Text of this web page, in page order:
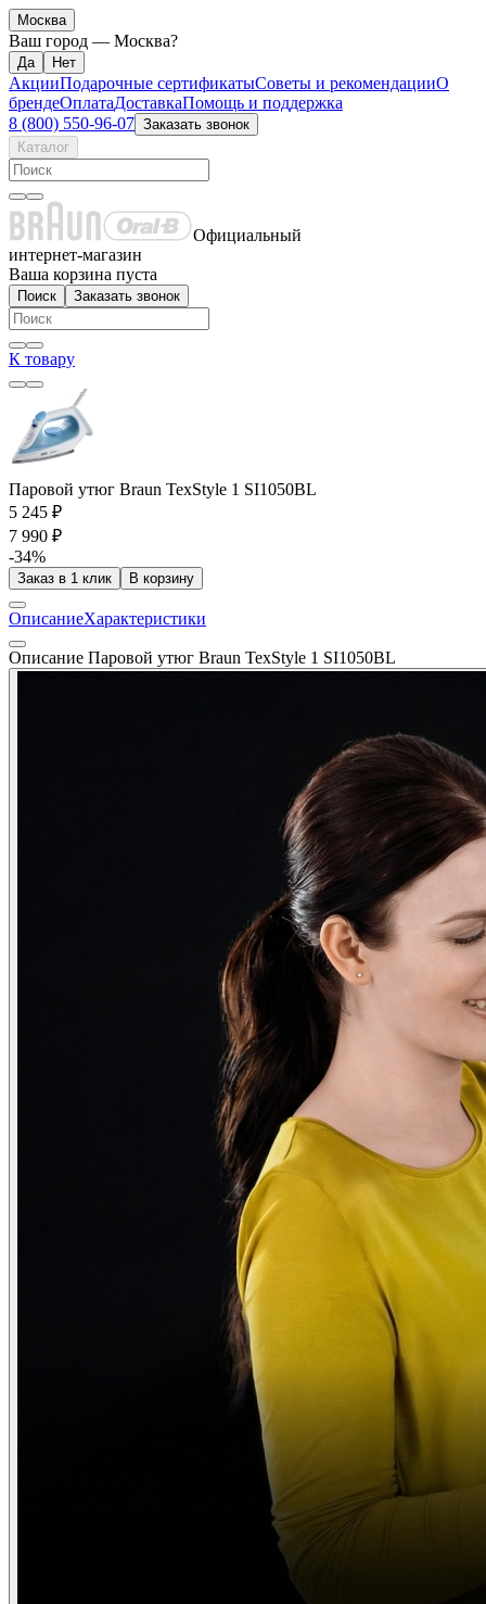
Москва
Ваш город — Москва?
АкцииПодарочные сертификатыСоветы и рекомендацииО
брендеОплатаДоставкаПомощь и поддержка
8 (800) 550-96-07 Заказать звонок
Каталог
Официальный
интернет-магазин
Ваша корзина пуста
Поиск Заказать звонок
К товару
Паровой утюг Braun TexStyle 1 SI1050BL
5 245 ₽
7 990 ₽
-34%
Заказ в 1 клик В корзину
ОписаниеХарактеристики
Описание Паровой утюг Braun TexStyle 1 SI1050BL